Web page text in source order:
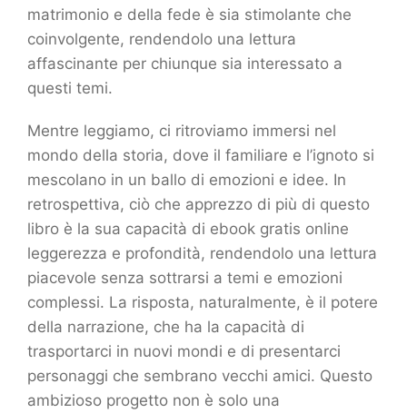
matrimonio e della fede è sia stimolante che
coinvolgente, rendendolo una lettura
affascinante per chiunque sia interessato a
questi temi.
Mentre leggiamo, ci ritroviamo immersi nel
mondo della storia, dove il familiare e l’ignoto si
mescolano in un ballo di emozioni e idee. In
retrospettiva, ciò che apprezzo di più di questo
libro è la sua capacità di ebook gratis online
leggerezza e profondità, rendendolo una lettura
piacevole senza sottrarsi a temi e emozioni
complessi. La risposta, naturalmente, è il potere
della narrazione, che ha la capacità di
trasportarci in nuovi mondi e di presentarci
personaggi che sembrano vecchi amici. Questo
ambizioso progetto non è solo una